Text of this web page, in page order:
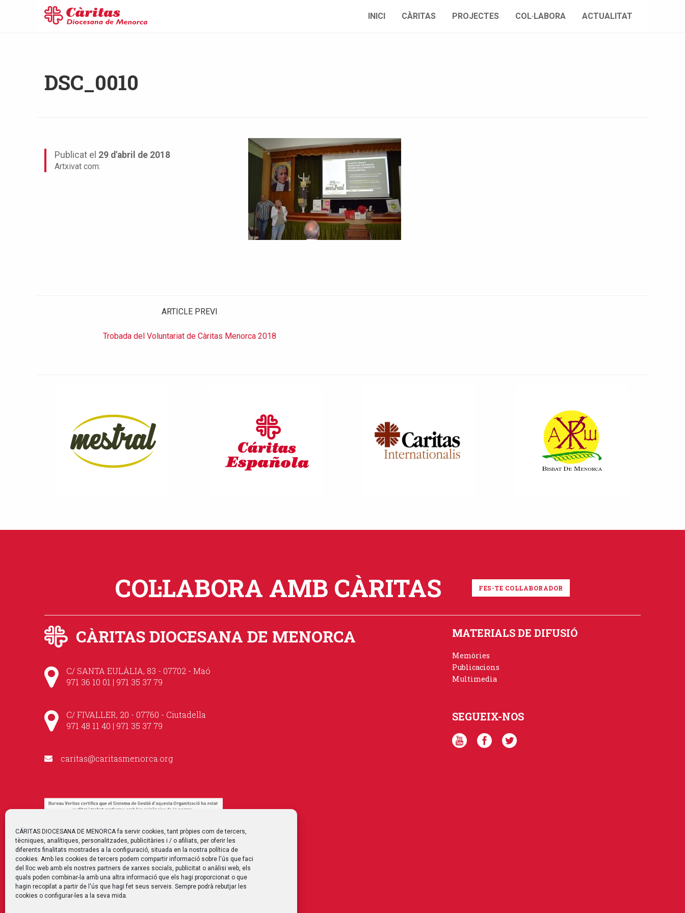
CÁRITAS DIOCESANA DE MENORCA fa servir cookies, tant pròpies com de tercers,
tècniques, analítiques, personalitzades, publicitàries i / o afiliats, per oferir les
diferents finalitats mostrades a la configuració, situada en la nostra política de
cookies. Amb les cookies de tercers podem compartir informació sobre l'ús que faci
del lloc web amb els nostres partners de xarxes socials, publicitat o anàlisi web, els
quals poden combinar-la amb una altra informació que els hagi proporcionat o que
hagin recopilat a partir de l'ús que hagi fet seus serveis. Sempre podrà rebutjar les
cookies o configurar-les a la seva mida.
INICI CÀRITAS PROJECTES COL·LABORA ACTUALITAT
DSC_0010
Publicat el 29 d'abril de 2018
Artxivat com:
ARTICLE PREVI
Trobada del Voluntariat de Càritas Menorca 2018
COL·LABORA AMB CÀRITAS FES-TE COL·LABORADOR
CÀRITAS DIOCESANA DE MENORCA
C/ SANTA EULÀLIA, 83 - 07702 - Maó
971 36 10 01 | 971 35 37 79
C/ FIVALLER, 20 - 07760 - Ciutadella
971 48 11 40 | 971 35 37 79
caritas@caritasmenorca.org
MATERIALS DE DIFUSIÓ
Memòries
Publicacions
Multimedia
SEGUEIX-NOS